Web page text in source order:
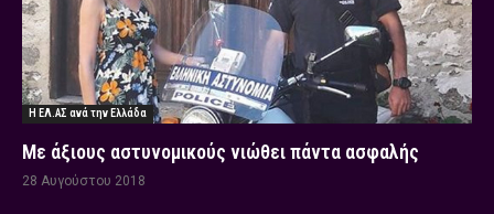
Η ΕΛ.ΑΣ ανά την Ελλάδα
Με άξιους αστυνομικούς νιώθει πάντα ασφαλής
28 Αυγούστου 2018